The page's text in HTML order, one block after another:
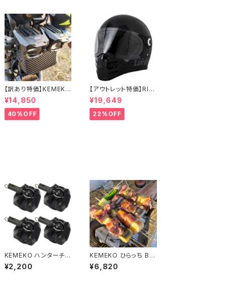
【訳あり特価】KEMEKO
＆MOTOWOLF プロ
ジェクター式補助強力
ライト＆フォグ ハンター
ライトMDL5004 オー
¥14,850
40%OFF
【アウトレット特価】RID
EZ X HELMET 数量限
定モデル 2WHEEL'S L
IFE-Mサイズ バイク用
フルフェイスヘルメット
¥19,649
22%OFF
KEMEKO ハンターチェ
アーAGURA用 ビッグフ
ット AGURA専用フット
¥2,200
KEMEKO ひらっち BB
Qグリル＆焚火台 スキュ
アーセット 串焼BBQが
¥6,820